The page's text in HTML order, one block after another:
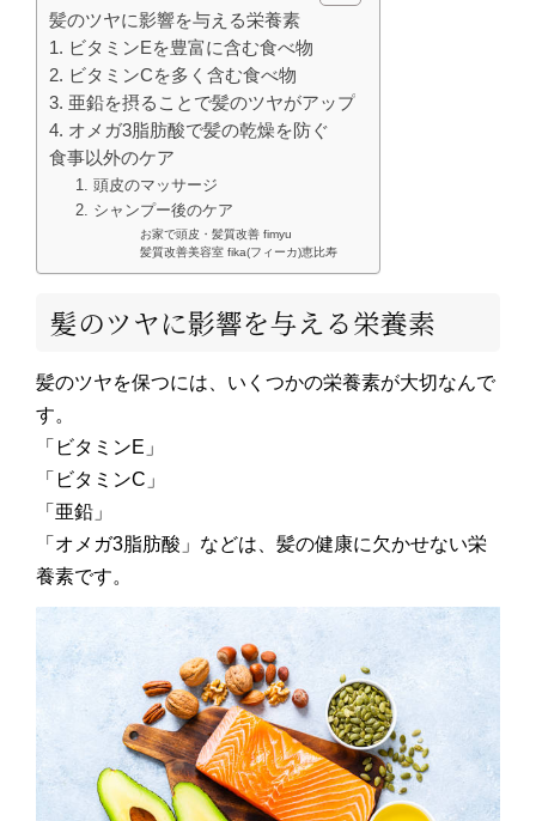
髪のツヤに影響を与える栄養素
1. ビタミンEを豊富に含む食べ物
2. ビタミンCを多く含む食べ物
3. 亜鉛を摂ることで髪のツヤがアップ
4. オメガ3脂肪酸で髪の乾燥を防ぐ
食事以外のケア
1. 頭皮のマッサージ
2. シャンプー後のケア
お家で頭皮・髪質改善 fimyu
髪質改善美容室 fika(フィーカ)恵比寿
髪のツヤに影響を与える栄養素
髪のツヤを保つには、いくつかの栄養素が大切なんで
す。
「ビタミンE」
「ビタミンC」
「亜鉛」
「オメガ3脂肪酸」などは、髪の健康に欠かせない栄
養素です。